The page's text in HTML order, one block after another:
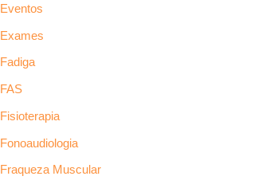
Eventos
Exames
Fadiga
FAS
Fisioterapia
Fonoaudiologia
Fraqueza Muscular